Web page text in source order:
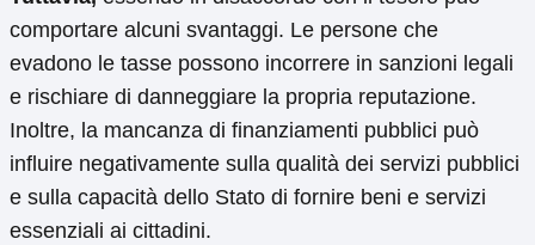
comportare alcuni svantaggi. Le persone che
evadono le tasse possono incorrere in sanzioni legali
e rischiare di danneggiare la propria reputazione.
Inoltre, la mancanza di finanziamenti pubblici può
influire negativamente sulla qualità dei servizi pubblici
e sulla capacità dello Stato di fornire beni e servizi
essenziali ai cittadini.